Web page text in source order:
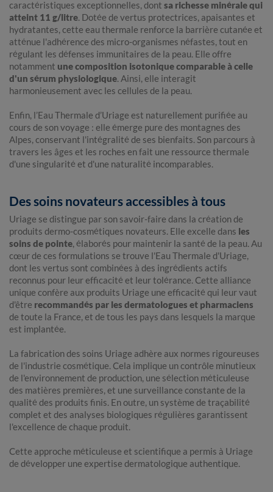
caractéristiques exceptionnelles, dont sa richesse minérale qui
atteint 11 g/litre. Dotée de vertus protectrices, apaisantes et
hydratantes, cette eau thermale renforce la barrière cutanée et
atténue l'adhérence des micro-organismes néfastes, tout en
régulant les défenses immunitaires de la peau. Elle offre
notamment une composition isotonique comparable à celle
d'un sérum physiologique. Ainsi, elle interagit
harmonieusement avec les cellules de la peau.
Enfin, l’Eau Thermale d’Uriage est naturellement purifiée au
cours de son voyage : elle émerge pure des montagnes des
Alpes, conservant l'intégralité de ses bienfaits. Son parcours à
travers les âges et les roches en fait une ressource thermale
d'une singularité et d'une naturalité incomparables.
Des soins novateurs accessibles à tous
Uriage se distingue par son savoir-faire dans la création de
produits dermo-cosmétiques novateurs. Elle excelle dans les
soins de pointe, élaborés pour maintenir la santé de la peau. Au
cœur de ces formulations se trouve l'Eau Thermale d'Uriage,
dont les vertus sont combinées à des ingrédients actifs
reconnus pour leur efficacité et leur tolérance. Cette alliance
unique confère aux produits Uriage une efficacité qui leur vaut
d'être recommandés par les dermatologues et pharmaciens
de toute la France, et de tous les pays dans lesquels la marque
est implantée.
La fabrication des soins Uriage adhère aux normes rigoureuses
de l'industrie cosmétique. Cela implique un contrôle minutieux
de l'environnement de production, une sélection méticuleuse
des matières premières, et une surveillance constante de la
qualité des produits finis. En outre, un système de traçabilité
complet et des analyses biologiques régulières garantissent
l'excellence de chaque produit.
Cette approche méticuleuse et scientifique a permis à Uriage
de développer une expertise dermatologique authentique.